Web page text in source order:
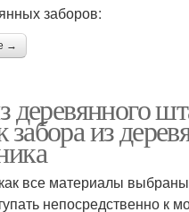
заборов:
→
деревянного
из
все материалы
непосредственно к